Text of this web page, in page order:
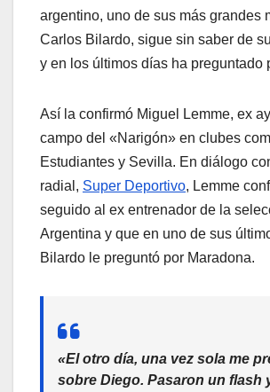
argentino, uno de sus más grandes
Carlos Bilardo, sigue sin saber de
y en los últimos días ha preguntado
Así la confirmó Miguel Lemme, ex
campo del «Narigón» en clubes
Estudiantes y Sevilla. En diálogo
radial, Super Deportivo, Lemme
seguido al ex entrenador de la
Argentina y que en uno de sus
Bilardo le preguntó por Maradona.
«El otro día, una vez sola me
sobre Diego. Pasaron un flash